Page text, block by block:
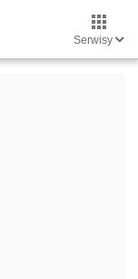
Serwisy